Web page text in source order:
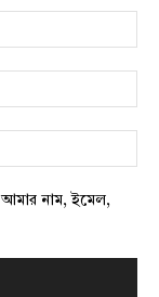
আমার নাম, ইমেল,